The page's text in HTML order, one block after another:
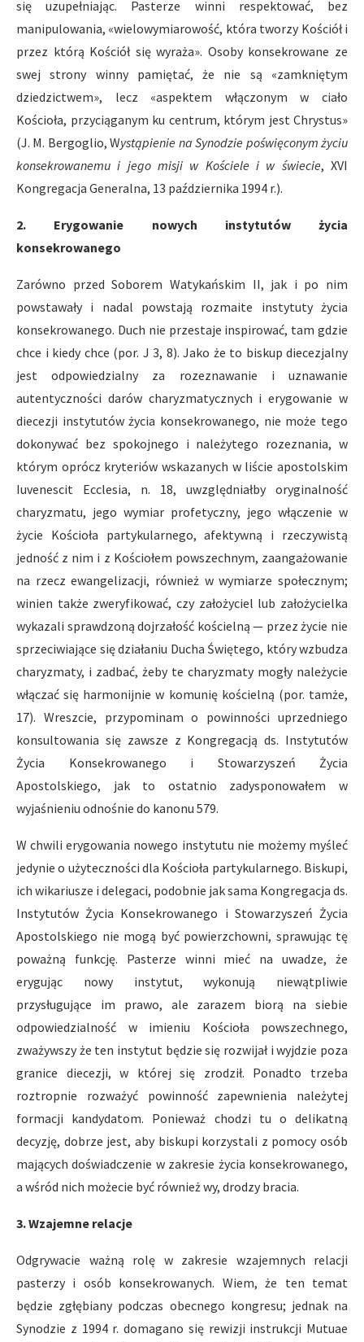
się uzupełniając. Pasterze winni respektować, bez
manipulowania, «wielowymiarowość, która tworzy Kościół i
przez którą Kościół się wyraża». Osoby konsekrowane ze
swej strony winny pamiętać, że nie są «zamkniętym
dziedzictwem», lecz «aspektem włączonym w ciało
Kościoła, przyciąganym ku centrum, którym jest Chrystus»
(J. M. Bergoglio, Wystąpienie na Synodzie poświęconym życiu
konsekrowanemu i jego misji w Kościele i w świecie, XVI
Kongregacja Generalna, 13 października 1994 r.).
2. Erygowanie nowych instytutów życia
konsekrowanego
Zarówno przed Soborem Watykańskim II, jak i po nim
powstawały i nadal powstają rozmaite instytuty życia
konsekrowanego. Duch nie przestaje inspirować, tam gdzie
chce i kiedy chce (por. J 3, 8). Jako że to biskup diecezjalny
jest odpowiedzialny za rozeznawanie i uznawanie
autentyczności darów charyzmatycznych i erygowanie w
diecezji instytutów życia konsekrowanego, nie może tego
dokonywać bez spokojnego i należytego rozeznania, w
którym oprócz kryteriów wskazanych w liście apostolskim
Iuvenescit Ecclesia, n. 18, uwzględniałby oryginalność
charyzmatu, jego wymiar profetyczny, jego włączenie w
życie Kościoła partykularnego, afektywną i rzeczywistą
jedność z nim i z Kościołem powszechnym, zaangażowanie
na rzecz ewangelizacji, również w wymiarze społecznym;
winien także zweryfikować, czy założyciel lub założycielka
wykazali sprawdzoną dojrzałość kościelną — przez życie nie
sprzeciwiające się działaniu Ducha Świętego, który wzbudza
charyzmaty, i zadbać, żeby te charyzmaty mogły należycie
włączać się harmonijnie w komunię kościelną (por. tamże,
17). Wreszcie, przypominam o powinności uprzedniego
konsultowania się zawsze z Kongregacją ds. Instytutów
Życia Konsekrowanego i Stowarzyszeń Życia
Apostolskiego, jak to ostatnio zadysponowałem w
wyjaśnieniu odnośnie do kanonu 579.
W chwili erygowania nowego instytutu nie możemy myśleć
jedynie o użyteczności dla Kościoła partykularnego. Biskupi,
ich wikariusze i delegaci, podobnie jak sama Kongregacja ds.
Instytutów Życia Konsekrowanego i Stowarzyszeń Życia
Apostolskiego nie mogą być powierzchowni, sprawując tę
poważną funkcję. Pasterze winni mieć na uwadze, że
erygując nowy instytut, wykonują niewątpliwie
przysługujące im prawo, ale zarazem biorą na siebie
odpowiedzialność w imieniu Kościoła powszechnego,
zważywszy że ten instytut będzie się rozwijał i wyjdzie poza
granice diecezji, w której się zrodził. Ponadto trzeba
roztropnie rozważyć powinność zapewnienia należytej
formacji kandydatom. Ponieważ chodzi tu o delikatną
decyzję, dobrze jest, aby biskupi korzystali z pomocy osób
mających doświadczenie w zakresie życia konsekrowanego,
a wśród nich możecie być również wy, drodzy bracia.
3. Wzajemne relacje
Odgrywacie ważną rolę w zakresie wzajemnych relacji
pasterzy i osób konsekrowanych. Wiem, że ten temat
będzie zgłębiany podczas obecnego kongresu; jednak na
Synodzie z 1994 r. domagano się rewizji instrukcji Mutuae